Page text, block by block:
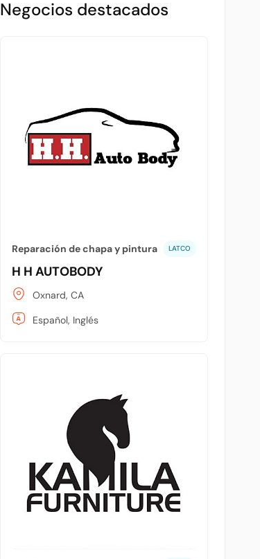
Negocios destacados
Reparación de chapa y pintura LATCO
H H AUTOBODY
Oxnard, CA
Español, Inglés